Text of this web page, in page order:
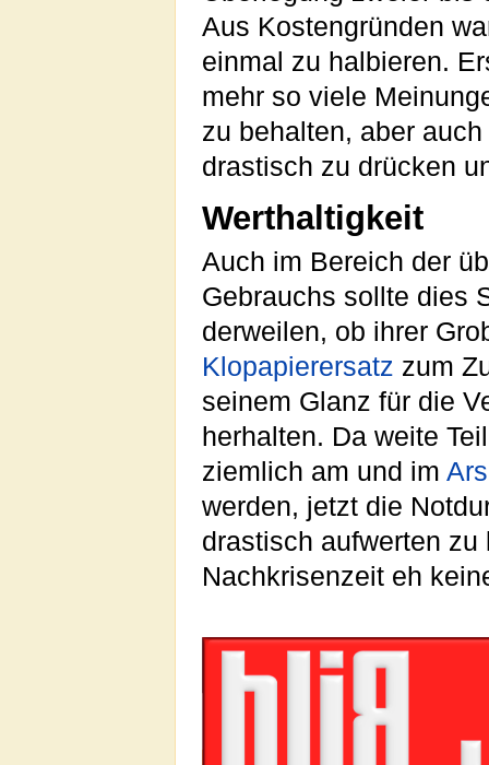
Aus Kostengründen
einmal zu halbieren.
mehr so viele
zu behalten, aber
drastisch zu drücken
Werthaltigkeit
Auch im Bereich der
Gebrauchs sollte dies
derweilen, ob ihrer
Klopapierersatz zum
seinem Glanz für die
herhalten. Da weite
ziemlich am und im
werden, jetzt die
drastisch aufwerten
Nachkrisenzeit eh